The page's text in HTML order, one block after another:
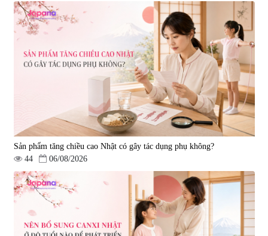
Sleepy Nhật Bản 80 viên
|13.760
580.000 đ
điều trị đột quỵ Biken Kinase
Gold 60 viên
|0
1.570.000 đ
Sản phẩm tăng chiều cao Nhật có gây tác dụng phụ không?
44
06/08/2026